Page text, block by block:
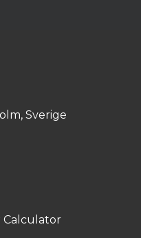
Sverige
Calculator